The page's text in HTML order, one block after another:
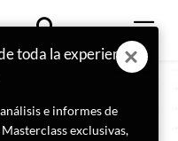
toda la experiencia
e informes de
exclusivas,